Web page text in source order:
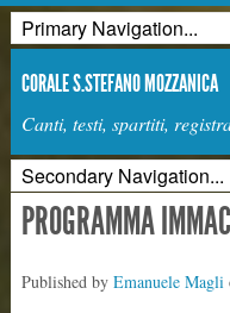
CORALE S.STEFANO MOZZANICA
Canti, testi, spartiti,
PROGRAMMA
Published by Emanuele Magli